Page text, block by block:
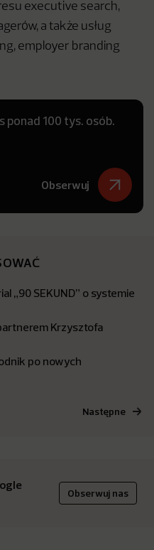
executive search,
a także usług
employer branding
ponad 100 tys. osób.
Obserwuj
„90 SEKUND” o systemie
Krzysztofa
po nowych
Następne
Obserwuj nas